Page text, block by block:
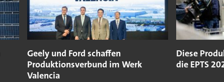
Geely und Ford schaffen
Produktionsverbund im Werk
Valencia
Diese
die EPTS